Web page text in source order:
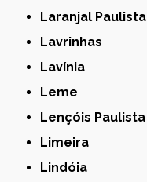
Laranjal Paulista
Lavrinhas
Lavínia
Leme
Lençóis Paulista
Limeira
Lindóia